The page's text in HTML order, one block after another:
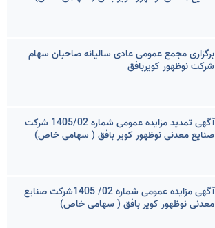
برگزاری مجمع عمومی عادی سالیانه صاحبان سهام
شرکت نوظهور کویربافق
آگهی تمدید مزایده عمومی شماره 1405/02 شرکت
صنایع معدنی نوظهور کویر بافق ( سهامی خاص)
آگهی مزایده عمومی شماره 02/ 1405شرکت صنایع
معدنی نوظهور کویر بافق ( سهامی خاص)